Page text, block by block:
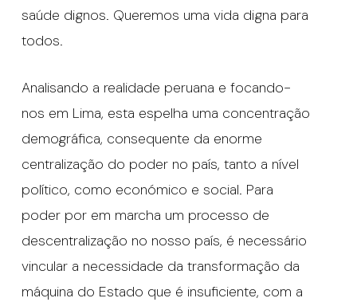
saúde dignos. Queremos uma vida digna para
todos.
Analisando a realidade peruana e focando-
nos em Lima, esta espelha uma concentração
demográfica, consequente da enorme
centralização do poder no país, tanto a nível
político, como económico e social. Para
poder por em marcha um processo de
descentralização no nosso país, é necessário
vincular a necessidade da transformação da
máquina do Estado que é insuficiente, com a